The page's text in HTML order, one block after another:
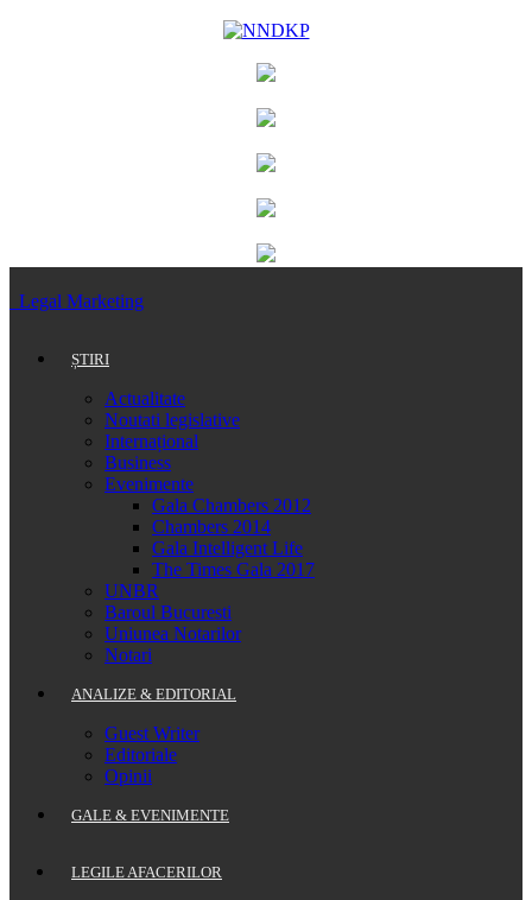
Legal Marketing
ȘTIRI
Actualitate
Noutati legislative
Internațional
Business
Evenimente
Gala Chambers 2012
Chambers 2014
Gala Intelligent Life
The Times Gala 2017
UNBR
Baroul Bucuresti
Uniunea Notarilor
Notari
ANALIZE & EDITORIAL
Guest Writer
Editoriale
Opinii
GALE & EVENIMENTE
LEGILE AFACERILOR